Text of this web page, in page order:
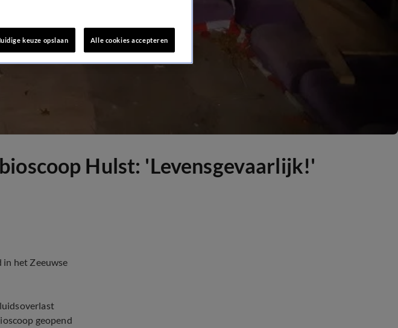
Hulst: 'Levensgevaarlijk!'
in het Zeeuwse
geopend
keuze opslaan Alle cookies accepteren